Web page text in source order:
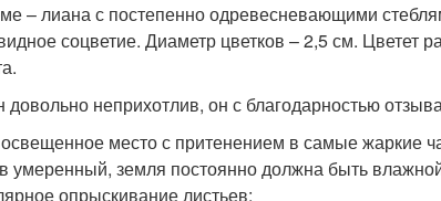
– лиана с постепенно одревесневающими
соцветие. Диаметр цветков – 2,5 см. Цветет
неприхотлив, он с благодарностью
место с притенением в самые жаркие
умеренный, земля постоянно должна быть
опрыскивание листьев;